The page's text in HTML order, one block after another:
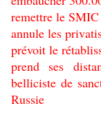
remettre le
annule les
prévoit le
prend ses
belliciste de
Russie